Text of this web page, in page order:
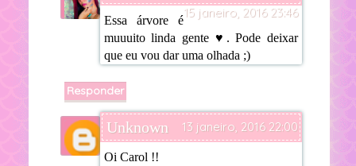
15 janeiro, 2016 23:46
Essa árvore é
muuuito linda gente ♥. Pode deixar
que eu vou dar uma olhada ;)
Responder
Unknown 13 janeiro, 2016 22:00
Oi Carol !!